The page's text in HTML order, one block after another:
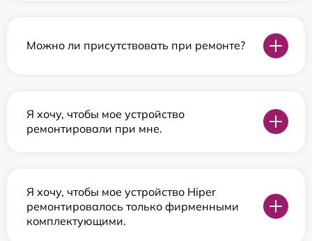
Можно ли присутствовать при ремонте?
Я хочу, чтобы мое устройство
ремонтировали при мне.
Я хочу, чтобы мое устройство Hiper
ремонтировалось только фирменными
комплектующими.